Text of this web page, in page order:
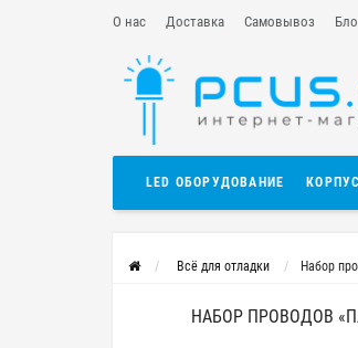
О нас Доставка Самовывоз
LED ОБОРУДОВАНИЕ
Всё для отладки Набор
НАБОР ПРОВОДОВ